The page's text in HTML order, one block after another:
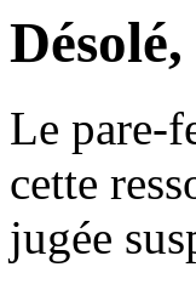
Le pare-
cette
jugée